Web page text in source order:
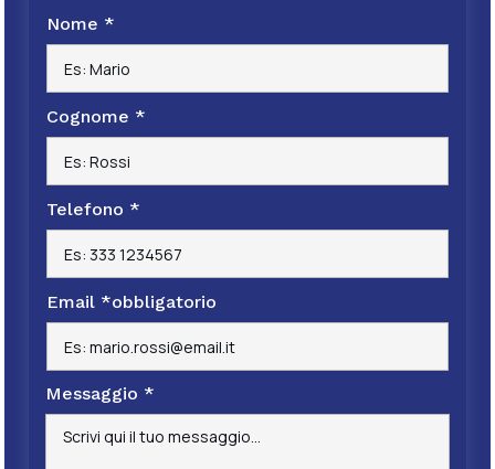
Nome *
Cognome *
Telefono *
Email *obbligatorio
Messaggio *